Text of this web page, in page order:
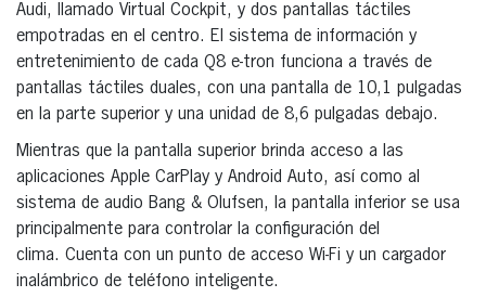
Audi, llamado Virtual Cockpit, y dos pantallas táctiles
empotradas en el centro. El sistema de información y
entretenimiento de cada Q8 e-tron funciona a través de
pantallas táctiles duales, con una pantalla de 10,1 pulgadas
en la parte superior y una unidad de 8,6 pulgadas debajo.
Mientras que la pantalla superior brinda acceso a las
aplicaciones Apple CarPlay y Android Auto, así como al
sistema de audio Bang & Olufsen, la pantalla inferior se usa
principalmente para controlar la configuración del
clima. Cuenta con un punto de acceso Wi-Fi y un cargador
inalámbrico de teléfono inteligente.